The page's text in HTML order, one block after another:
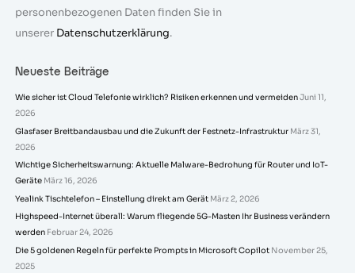
personenbezogenen Daten finden Sie in
unserer Datenschutzerklärung.
Neueste Beiträge
Wie sicher ist Cloud Telefonie wirklich? Risiken erkennen und vermeidenJuni 11,
2026
Glasfaser Breitbandausbau und die Zukunft der Festnetz-Infrastruktur März 31,
2026
Wichtige Sicherheitswarnung: Aktuelle Malware-Bedrohung für Router und IoT-
Geräte März 16, 2026
Yealink Tischtelefon – Einstellung direkt am Gerät März 2, 2026
Highspeed-Internet überall: Warum fliegende 5G-Masten Ihr Business verändern
werden Februar 24, 2026
Die 5 goldenen Regeln für perfekte Prompts in Microsoft Copilot November 25,
2025